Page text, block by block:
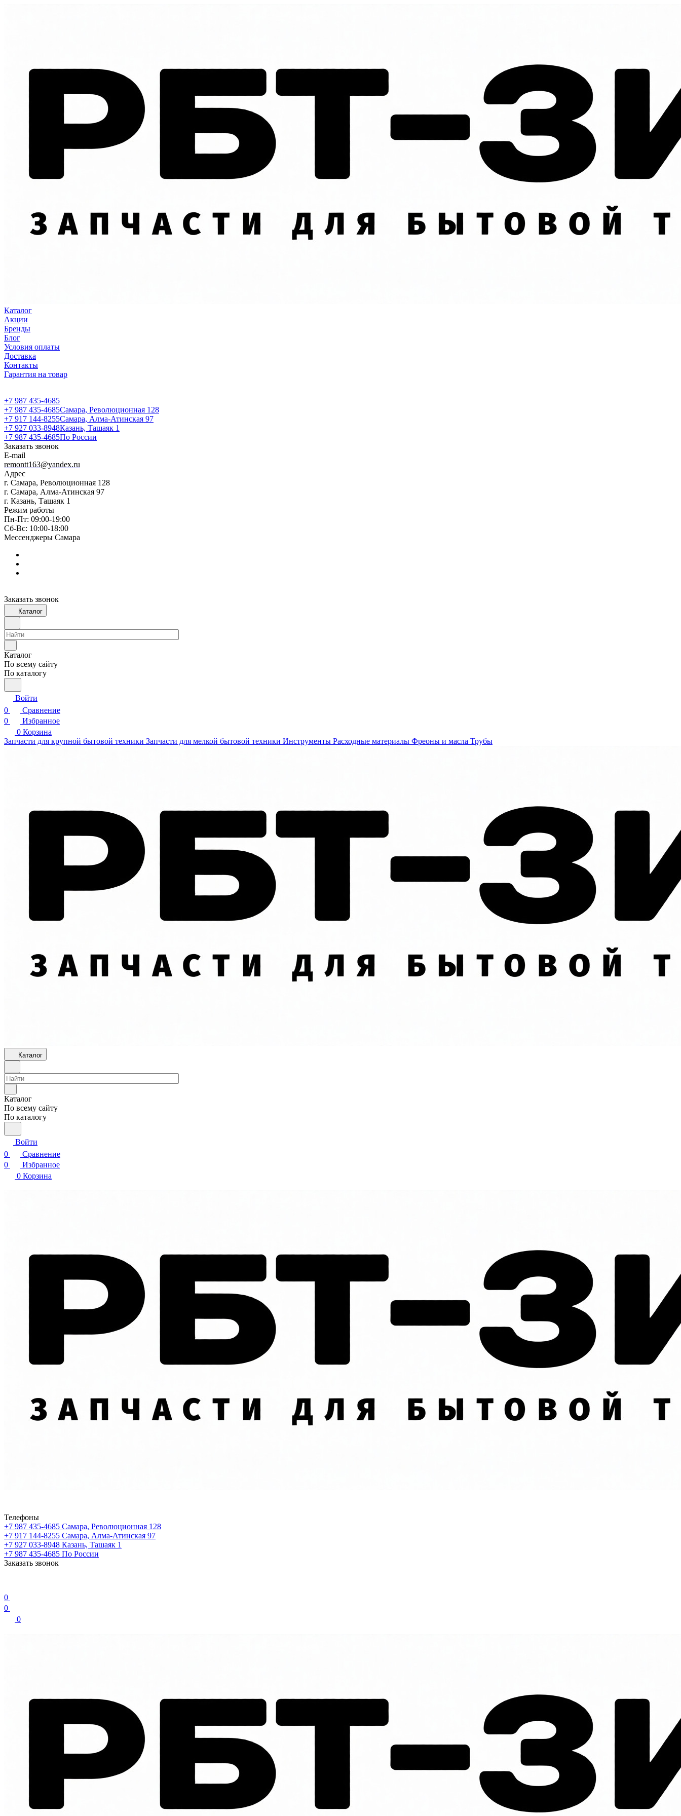
Каталог
Акции
Бренды
Блог
Условия оплаты
Доставка
Контакты
Гарантия на товар
+7 987 435-4685
+7 987 435-4685Самара, Революционная 128
+7 917 144-8255Самара, Алма-Атинская 97
+7 927 033-8948Казань, Ташаяк 1
+7 987 435-4685По России
Заказать звонок
E-mail
remontt163@yandex.ru
Адрес
г. Самара, Революционная 128
г. Самара, Алма-Атинская 97
г. Казань, Ташаяк 1
Режим работы
Пн-Пт: 09:00-19:00
Сб-Вс: 10:00-18:00
Мессенджеры Самара
Заказать звонок
Каталог
Каталог
По всему сайту
По каталогу
Войти
0
Сравнение
0
Избранное
0 Корзина
Запчасти для крупной бытовой техники Запчасти для мелкой бытовой техники Инструменты Расходные материалы Фреоны и масла Трубы
Каталог
Каталог
По всему сайту
По каталогу
Войти
0
Сравнение
0
Избранное
0 Корзина
Телефоны
+7 987 435-4685 Самара, Революционная 128
+7 917 144-8255 Самара, Алма-Атинская 97
+7 927 033-8948 Казань, Ташаяк 1
+7 987 435-4685 По России
Заказать звонок
0
0
0